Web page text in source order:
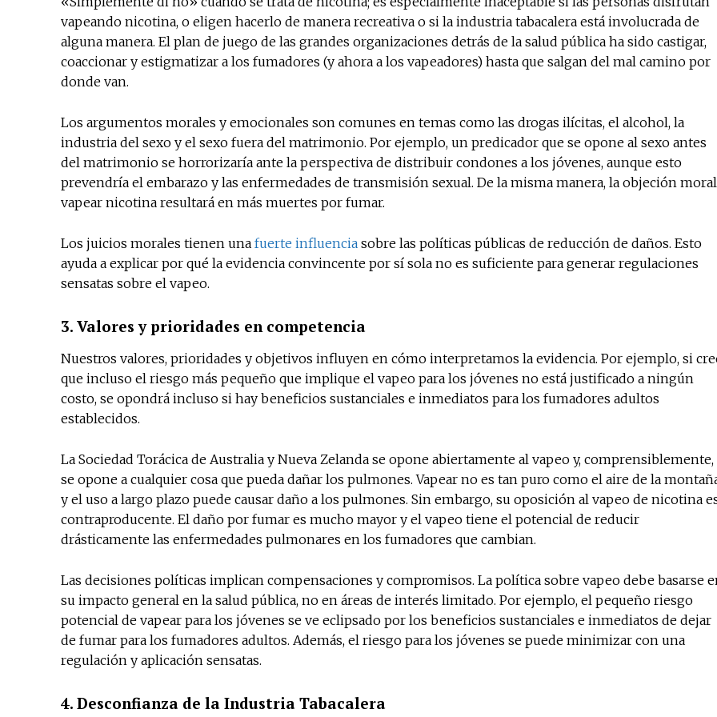
vapeando nicotina, o eligen hacerlo de manera recreativa o si la industria tabacalera está involucrada de
alguna manera. El plan de juego de las grandes organizaciones detrás de la salud pública ha sido castigar,
coaccionar y estigmatizar a los fumadores (y ahora a los vapeadores) hasta que salgan del mal camino por
donde van.
Los argumentos morales y emocionales son comunes en temas como las drogas ilícitas, el alcohol, la
industria del sexo y el sexo fuera del matrimonio. Por ejemplo, un predicador que se opone al sexo antes
del matrimonio se horrorizaría ante la perspectiva de distribuir condones a los jóvenes, aunque esto
prevendría el embarazo y las enfermedades de transmisión sexual. De la misma manera, la objeción
vapear nicotina resultará en más muertes por fumar.
Los juicios morales tienen una fuerte influencia sobre las políticas públicas de reducción de daños. Esto
ayuda a explicar por qué la evidencia convincente por sí sola no es suficiente para generar regulaciones
sensatas sobre el vapeo.
3. Valores y prioridades en competencia
Nuestros valores, prioridades y objetivos influyen en cómo interpretamos la evidencia. Por ejemplo, si
que incluso el riesgo más pequeño que implique el vapeo para los jóvenes no está justificado a ningún
costo, se opondrá incluso si hay beneficios sustanciales e inmediatos para los fumadores adultos
establecidos.
La Sociedad Torácica de Australia y Nueva Zelanda se opone abiertamente al vapeo y, comprensiblemente,
se opone a cualquier cosa que pueda dañar los pulmones. Vapear no es tan puro como el aire de la
y el uso a largo plazo puede causar daño a los pulmones. Sin embargo, su oposición al vapeo de nicotina
contraproducente. El daño por fumar es mucho mayor y el vapeo tiene el potencial de reducir
drásticamente las enfermedades pulmonares en los fumadores que cambian.
Las decisiones políticas implican compensaciones y compromisos. La política sobre vapeo debe basarse
su impacto general en la salud pública, no en áreas de interés limitado. Por ejemplo, el pequeño riesgo
potencial de vapear para los jóvenes se ve eclipsado por los beneficios sustanciales e inmediatos de dejar
de fumar para los fumadores adultos. Además, el riesgo para los jóvenes se puede minimizar con una
regulación y aplicación sensatas.
4. Desconfianza de la Industria Tabacalera